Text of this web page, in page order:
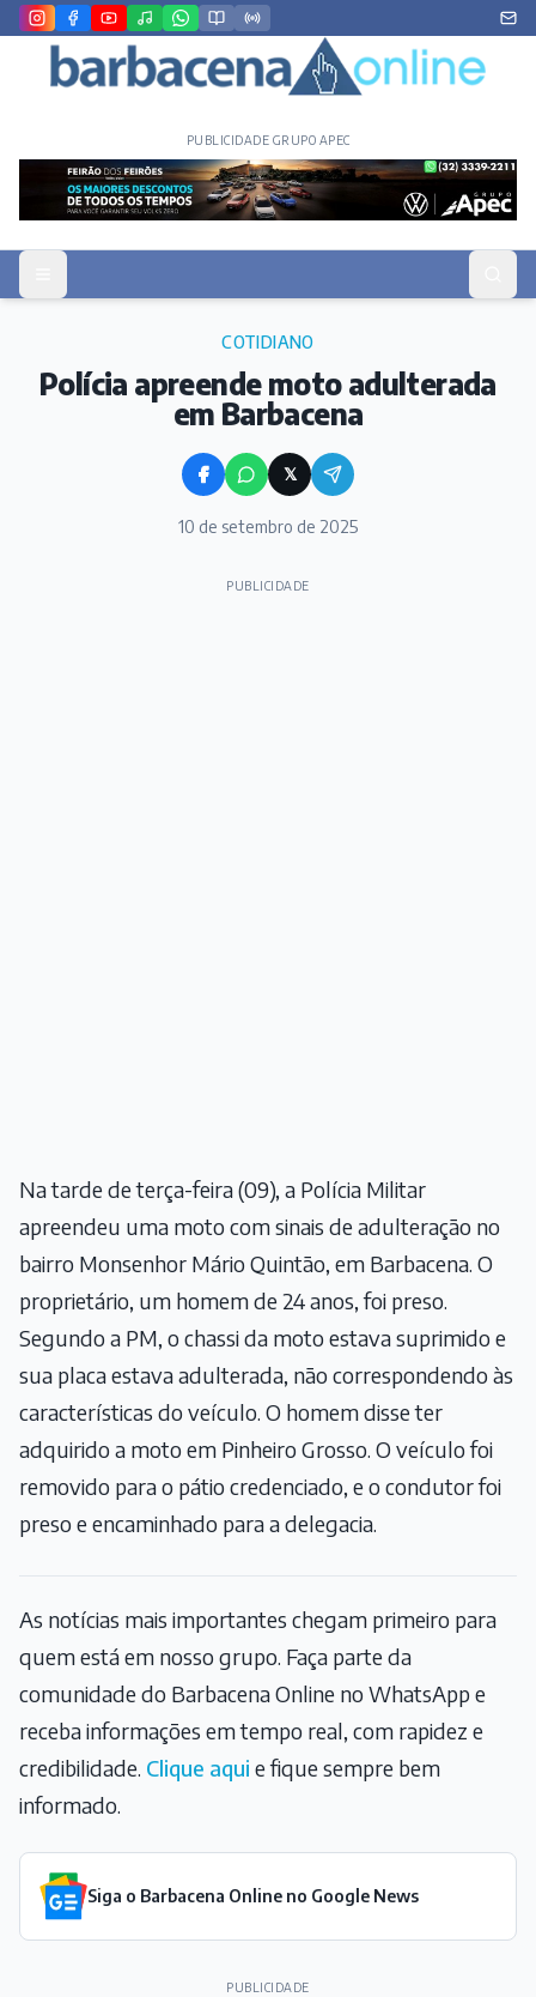
PUBLICIDADE GRUPO APEC
COTIDIANO
Polícia apreende moto adulterada
em Barbacena
𝕏
10 de setembro de 2025
PUBLICIDADE
Na tarde de terça-feira (09), a Polícia Militar
apreendeu uma moto com sinais de adulteração no
bairro Monsenhor Mário Quintão, em Barbacena. O
proprietário, um homem de 24 anos, foi preso.
Segundo a PM, o chassi da moto estava suprimido e
sua placa estava adulterada, não correspondendo às
características do veículo. O homem disse ter
adquirido a moto em Pinheiro Grosso. O veículo foi
removido para o pátio credenciado, e o condutor foi
preso e encaminhado para a delegacia.
As notícias mais importantes chegam primeiro para
quem está em nosso grupo. Faça parte da
comunidade do Barbacena Online no WhatsApp e
receba informações em tempo real, com rapidez e
credibilidade. Clique aqui e fique sempre bem
informado.
Siga o Barbacena Online no Google News
PUBLICIDADE